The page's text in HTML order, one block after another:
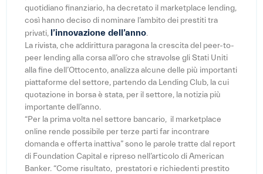
quotidiano finanziario, ha decretato il marketplace lending,
così hanno deciso di nominare l’ambito dei prestiti tra
privati, l’innovazione dell’anno.
La rivista, che addirittura paragona la crescita del peer-to-
peer lending alla corsa all’oro che stravolse gli Stati Uniti
alla fine dell’Ottocento, analizza alcune delle più importanti
piattaforme del settore, partendo da Lending Club, la cui
quotazione in borsa è stata, per il settore, la notizia più
importante dell’anno.
“Per la prima volta nel settore bancario, il marketplace
online rende possibile per terze parti far incontrare
domanda e offerta inattiva” sono le parole tratte dal report
di Foundation Capital e ripreso nell’articolo di American
Banker. “Come risultato, prestatori e richiedenti prestito